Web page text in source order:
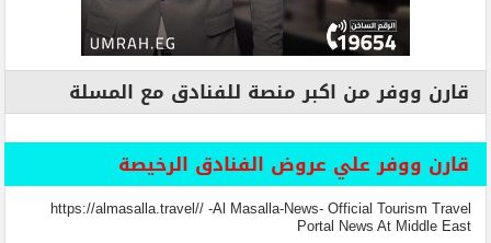
قارن ووفر من اكبر منصة للفنادق مع المسلة
قارن ووفر علي عروض الفنادق الرخيصة
https://almasalla.travel// -Al Masalla-News- Official Tourism Travel
Portal News At Middle East